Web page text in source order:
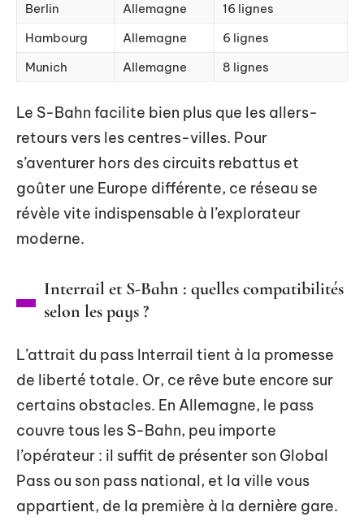
Berlin Allemagne
16 lignes
Hambourg
Allemagne
6 lignes
Munich
Allemagne 8 lignes
Le S-Bahn facilite bien plus que les allers-
retours vers les centres-villes. Pour
s’aventurer hors des circuits rebattus et
goûter une Europe différente, ce réseau se
révèle vite indispensable à l’explorateur
moderne.
Interrail et S-Bahn : quelles compatibilités
selon les pays ?
L’attrait du pass Interrail tient à la promesse
de liberté totale. Or, ce rêve bute encore sur
certains obstacles. En Allemagne, le pass
couvre tous les S-Bahn, peu importe
l’opérateur : il suffit de présenter son Global
Pass ou son pass national, et la ville vous
appartient, de la première à la dernière gare.